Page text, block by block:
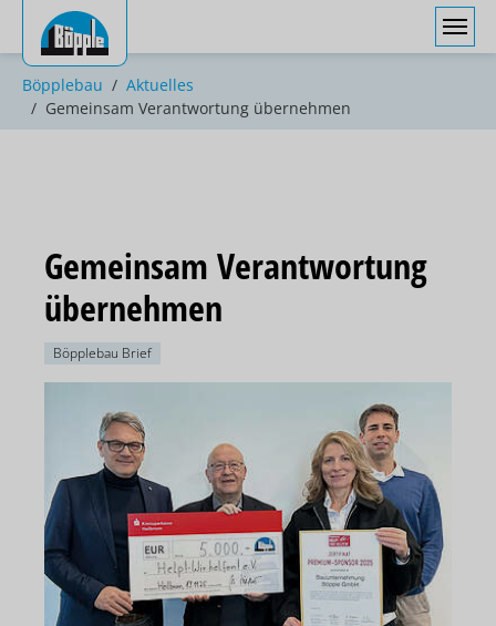
Sie sind hier:
Böpplebau
Aktuelles
Gemeinsam Verantwortung übernehmen
Gemeinsam Verantwortung
übernehmen
Böpplebau Brief